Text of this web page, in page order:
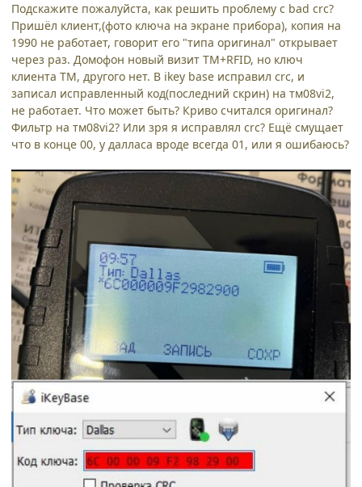
Подскажите пожалуйста, как решить проблему с bad crc?
Пришёл клиент,(фото ключа на экране прибора), копия на
1990 не работает, говорит его "типа оригинал" открывает
через раз. Домофон новый визит ТМ+RFID, но ключ
клиента ТМ, другого нет. В ikey base исправил crc, и
записал исправленный код(последний скрин) на тм08vi2,
не работает. Что может быть? Криво считался оригинал?
Фильтр на тм08vi2? Или зря я исправлял crc? Ещё смущает
что в конце 00, у далласа вроде всегда 01, или я ошибаюсь?